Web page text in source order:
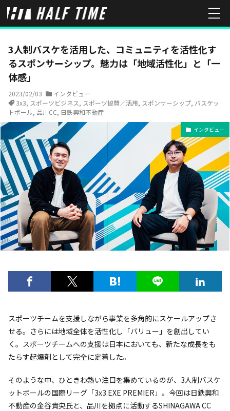
HOME インタビュー 3人制バスケを活用した、コミュニティを活
3人制バスケを活用した、コミュニティを活性化す
るスポンサーシップ。魅力は「地域活性化」と「一
体感」
2023/02/03
インタビュー
3x3, スポーツビジネス, スポーツ協賛／活用, スポンサーシップ, バスケッ
トボール, 品川CC, 日鉄興和不動産
インタビュー
スポーツチームを支援しながら事業を多角的にスケールアップさ
せる。さらには地域全体を活性化し「バリュー」を創出してい
く。スポーツチームへの支援は日本においても、新たな成長をも
たらす起爆剤として完全に定着した。
そのような中、ひときわ熱い注目を集めているのが、3人制バスケ
ットボールの国際リーグ「3x3.EXE PREMIER」。今回は日鉄興和
不動産の金谷貴央氏と、品川を拠点に活動するSHINAGAWA CC